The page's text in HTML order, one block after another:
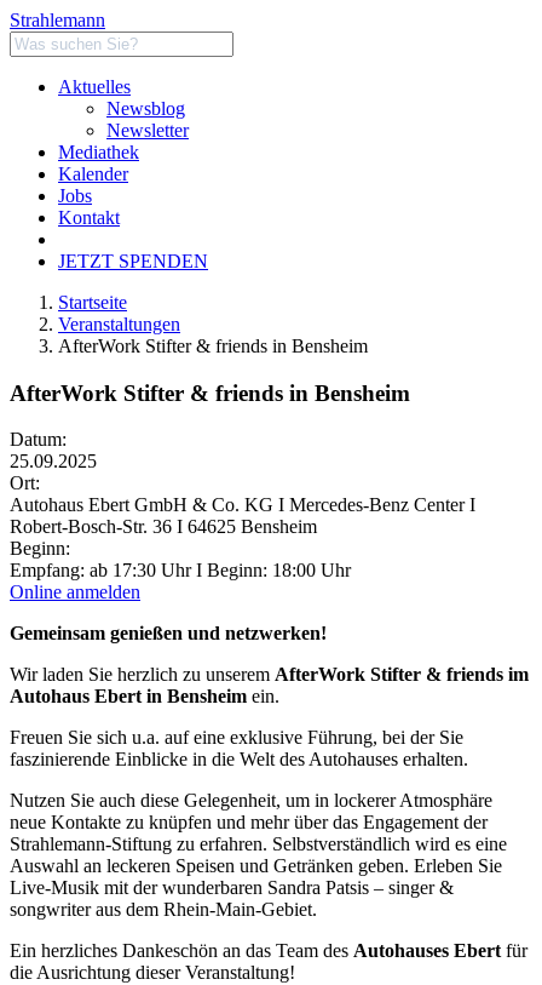
Strahlemann
Aktuelles
Newsblog
Newsletter
Mediathek
Kalender
Jobs
Kontakt
JETZT SPENDEN
Startseite
Veranstaltungen
AfterWork Stifter & friends in Bensheim
AfterWork Stifter & friends in Bensheim
Datum:
25.09.2025
Ort:
Autohaus Ebert GmbH & Co. KG I Mercedes-Benz Center I
Robert-Bosch-Str. 36 I 64625 Bensheim
Beginn:
Empfang: ab 17:30 Uhr I Beginn: 18:00 Uhr
Online anmelden
Gemeinsam genießen und netzwerken!
Wir laden Sie herzlich zu unserem AfterWork Stifter & friends im
Autohaus Ebert in Bensheim ein.
Freuen Sie sich u.a. auf eine exklusive Führung, bei der Sie
faszinierende Einblicke in die Welt des Autohauses erhalten.
Nutzen Sie auch diese Gelegenheit, um in lockerer Atmosphäre
neue Kontakte zu knüpfen und mehr über das Engagement der
Strahlemann-Stiftung zu erfahren. Selbstverständlich wird es eine
Auswahl an leckeren Speisen und Getränken geben. Erleben Sie
Live-Musik mit der wunderbaren Sandra Patsis – singer &
songwriter aus dem Rhein-Main-Gebiet.
Ein herzliches Dankeschön an das Team des Autohauses Ebertfür
die Ausrichtung dieser Veranstaltung!